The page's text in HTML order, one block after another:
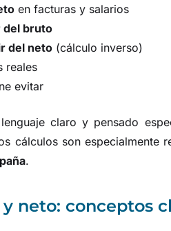
en facturas y salarios
del bruto
del neto (cálculo inverso)
reales
evitar
claro y pensado
cálculos son especialmente
.
neto: conceptos